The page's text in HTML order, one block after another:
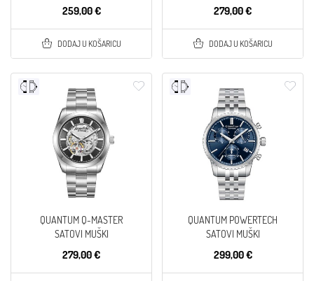
259,00 €
DODAJ U KOŠARICU
279,00 €
DODAJ U KOŠARICU
QUANTUM Q-MASTER
SATOVI MUŠKI
279,00 €
QUANTUM POWERTECH
SATOVI MUŠKI
299,00 €